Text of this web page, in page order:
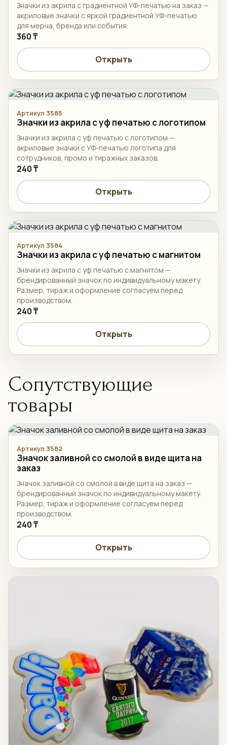
Значки из акрила с градиентной УФ-печатью на заказ —
акриловые значки с яркой градиентной УФ-печатью
для мерча, бренда или события.
360 ₸
Открыть
Артикул 3585
Значки из акрила с уф печатью с логотипом
Значки из акрила с уф печатью с логотипом —
акриловые значки с УФ-печатью логотипа для
сотрудников, промо и тиражных заказов.
240 ₸
Открыть
Артикул 3584
Значки из акрила с уф печатью с магнитом
Значки из акрила с уф печатью с магнитом —
брендированный значок по индивидуальному макету.
Размер, тираж и оформление согласуем перед
производством.
240 ₸
Открыть
Сопутствующие
товары
Артикул 3582
Значок заливной со смолой в виде щита на
заказ
Значок заливной со смолой в виде щита на заказ —
брендированный значок по индивидуальному макету.
Размер, тираж и оформление согласуем перед
производством.
240 ₸
Открыть